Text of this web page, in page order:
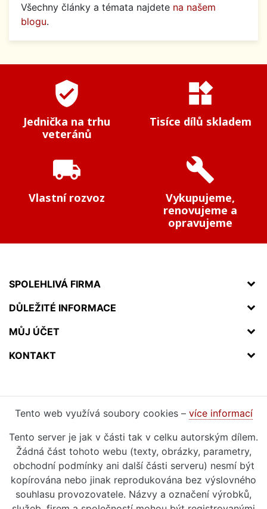
Všechny články a témata najdete na našem
blogu.
verified_user
Jednička na trhu
veteránů
widgets
Tisíce dílů skladem
local_shipping
Vlastní rozvoz
build
Vykupujeme,
renovujeme a
opravujeme
SPOLEHLIVÁ FIRMA
DŮLEŽITÉ INFORMACE
MŮJ ÚČET
KONTAKT
Tento web využívá soubory cookies – více informací
Tento server je jak v části tak v celku autorským dílem.
Žádná část tohoto webu (texty, obrázky, parametry,
obchodní podmínky ani další části serveru) nesmí být
kopírována nebo jinak reprodukována bez výslovného
souhlasu provozovatele. Názvy a označení výrobků,